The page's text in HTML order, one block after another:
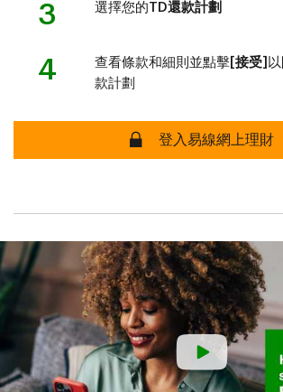
3 選擇您的TD還款計劃
4 查看條款和細則並點擊 [接受]
款計劃
登入易線網上理財